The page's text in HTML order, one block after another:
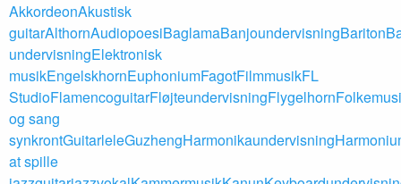
AkkordeonAkustisk
guitarAlthornAudiopoesiBaglamaBanjoundervisningBariton
undervisningElektronisk
musikEngelskhornEuphoniumFagotFilmmusikFL
StudioFlamencoguitarFløjteundervisningFlygelhorn
og sang
synkrontGuitarleleGuzhengHarmonikaundervisning
at spille